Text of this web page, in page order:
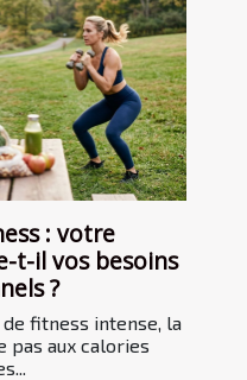
: votre
t-il vos besoins
?
fitness intense, la
pas aux calories